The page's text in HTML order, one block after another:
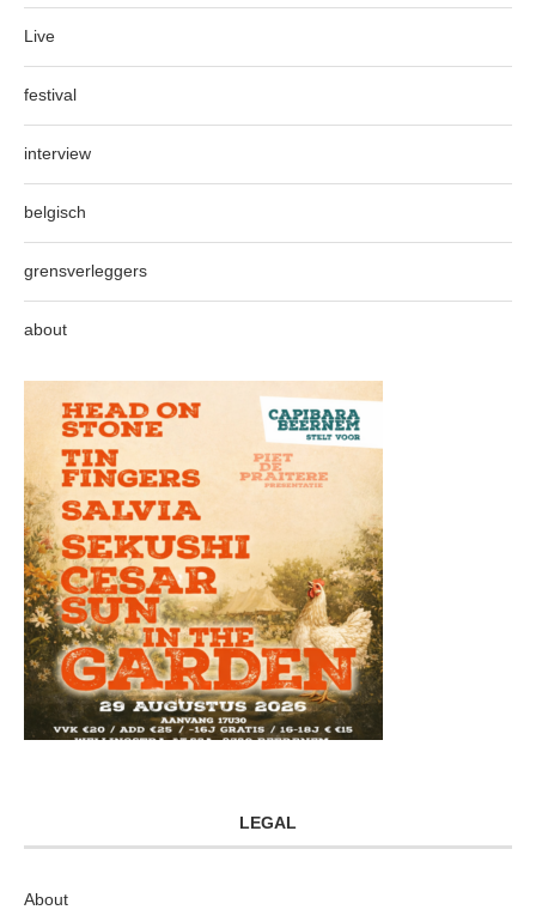
Live
festival
interview
belgisch
grensverleggers
about
LEGAL
About